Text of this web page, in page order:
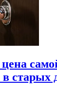
старых